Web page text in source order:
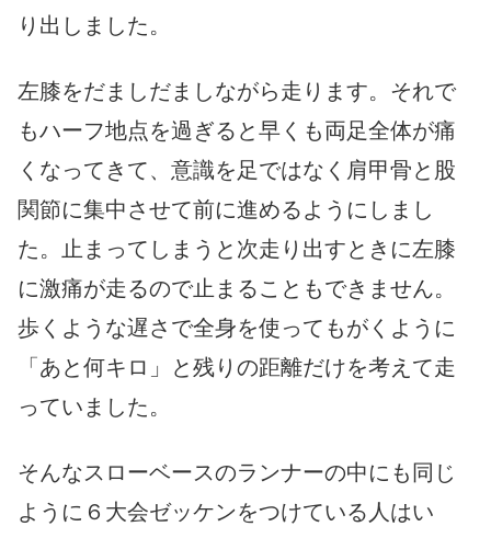
り出しました。
左膝をだましだましながら走ります。それで
もハーフ地点を過ぎると早くも両足全体が痛
くなってきて、意識を足ではなく肩甲骨と股
関節に集中させて前に進めるようにしまし
た。止まってしまうと次走り出すときに左膝
に激痛が走るので止まることもできません。
歩くような遅さで全身を使ってもがくように
「あと何キロ」と残りの距離だけを考えて走
っていました。
そんなスローベースのランナーの中にも同じ
ように６大会ゼッケンをつけている人はい